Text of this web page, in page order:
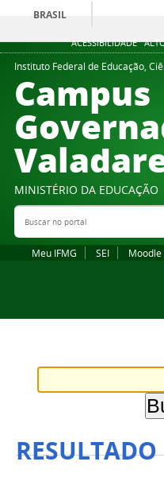
ACESSIBILIDADE
BRASIL
Instituto Federal de Educação,
Campus
MINISTÉRIO DA EDUCAÇÃO
Buscar no portal
Meu IFMG SEI Moodle